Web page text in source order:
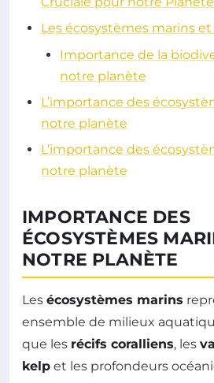
Les écosystèmes marins et
Importance de la
notre planète
L’importance des
notre planète
L’importance des
notre planète
IMPORTANCE DES
ÉCOSYSTÈMES
NOTRE PLANÈTE
Les écosystèmes marins
ensemble de milieux
que les récifs coralliens, les
kelp et les profondeurs